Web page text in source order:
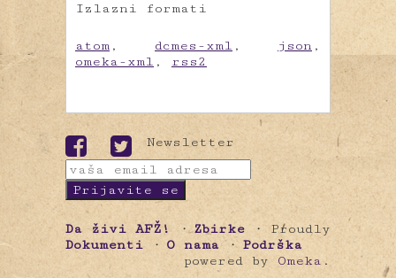
Izlazni formati
atom , dcmes-xml , json ,
omeka-xml , rss2
Newsletter
Da živi AFŽ!
Zbirke
Dokumenti
O nama Podrška
Proudly
powered by Omeka .